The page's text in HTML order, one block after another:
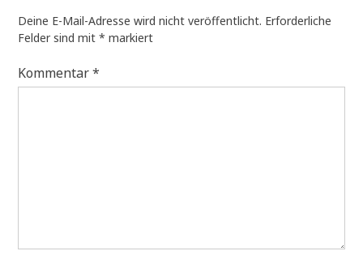
Deine E-Mail-Adresse wird nicht veröffentlicht. Erforderliche
Felder sind mit* markiert
Kommentar*